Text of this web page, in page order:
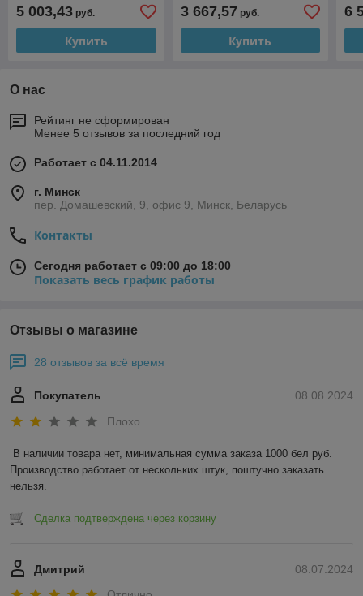
5 003,43 руб.
Купить
3 667,57 руб.
Купить
6
О нас
Рейтинг не сформирован
Менее 5 отзывов за последний год
Работает с 04.11.2014
г. Минск
пер. Домашевский, 9, офис 9, Минск, Беларусь
Контакты
Сегодня работает с 09:00 до 18:00
Показать весь график работы
Отзывы о магазине
28 отзывов за всё время
08.08.2024
Покупатель
Плохо
В наличии товара нет, минимальная сумма заказа 1000 бел руб.
Производство работает от нескольких штук, поштучно заказать
нельзя.
Сделка подтверждена через корзину
08.07.2024
Дмитрий